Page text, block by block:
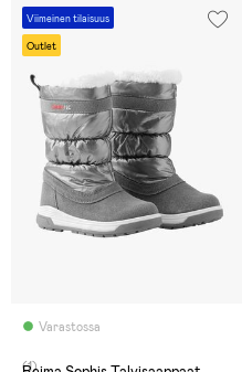
Viimeinen tilaisuus
Outlet
Varastossa
(1)